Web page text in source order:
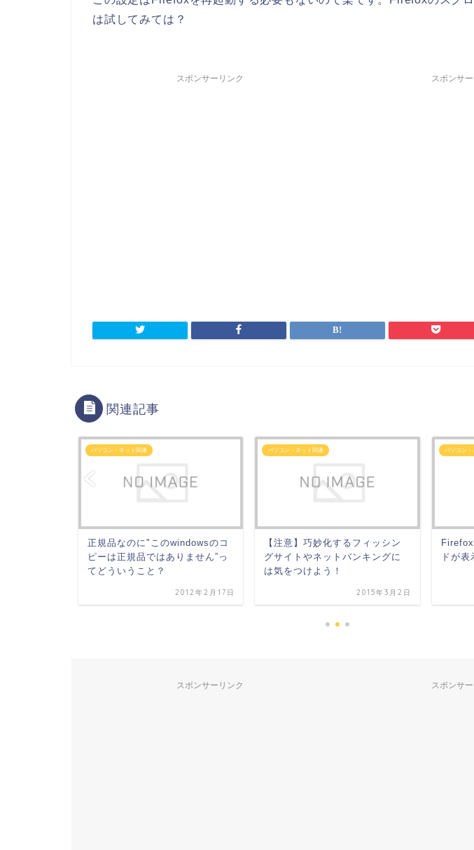
は試してみては？
スポンサーリンク スポンサ
関連記事
パソコン・ネット関連
正規品なのに"このwindowsのコ
ピーは正規品ではありません”っ
てどういうこと？
2012年2月17日
パソコン・ネット関連
【注意】巧妙化するフィッシン
グサイトやネットバンキングに
は気をつけよう！
2015年3月2日
パソコン・
ドが
スポンサーリンク スポンサ